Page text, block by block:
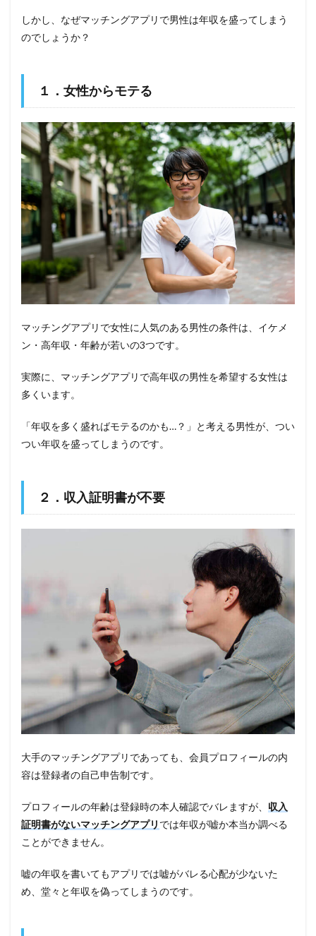
しかし、なぜマッチングアプリで男性は年収を盛ってしまう
のでしょうか？
１．女性からモテる
マッチングアプリで女性に人気のある男性の条件は、イケメ
ン・高年収・年齢が若いの3つです。
実際に、マッチングアプリで高年収の男性を希望する女性は
多くいます。
「年収を多く盛ればモテるのかも…？」と考える男性が、つい
つい年収を盛ってしまうのです。
２．収入証明書が不要
大手のマッチングアプリであっても、会員プロフィールの内
容は登録者の自己申告制です。
プロフィールの年齢は登録時の本人確認でバレますが、 収入
証明書がないマッチングアプリ では年収が嘘か本当か調べる
ことができません。
嘘の年収を書いてもアプリでは嘘がバレる心配が少ないた
め、堂々と年収を偽ってしまうのです。